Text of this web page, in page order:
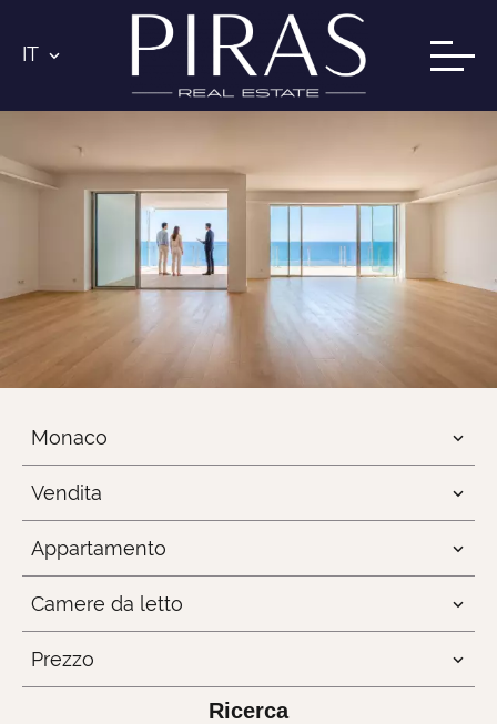
IT
Monaco
Vendita
Appartamento
Camere da letto
Prezzo
Ricerca